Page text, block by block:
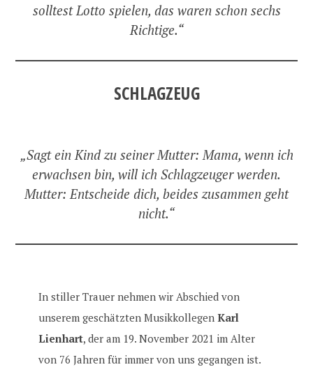
solltest Lotto spielen, das waren schon sechs
Richtige.“
SCHLAGZEUG
„Sagt ein Kind zu seiner Mutter: Mama, wenn ich
erwachsen bin, will ich Schlagzeuger werden.
Mutter: Entscheide dich, beides zusammen geht
nicht.“
In stiller Trauer nehmen wir Abschied von
unserem geschätzten MusikkollegenKarl
Lienhart, der am 19. November 2021 im Alter
von 76 Jahren für immer von uns gegangen ist.